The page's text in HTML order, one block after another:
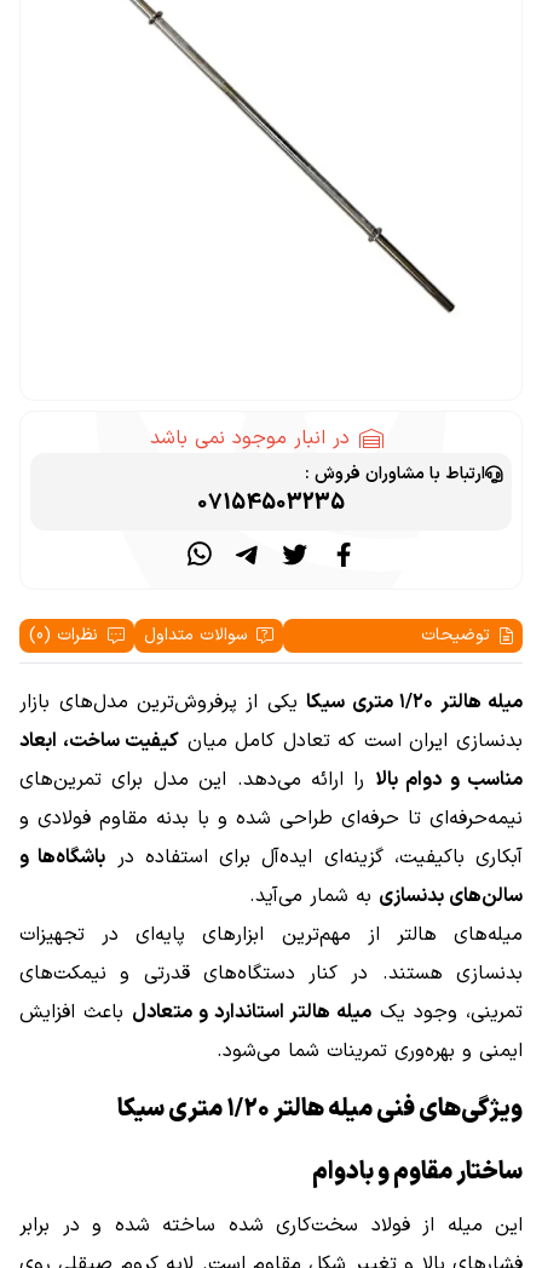
در انبار موجود نمی باشد
ارتباط با مشاوران فروش :
07154503235
توضیحات سوالات متداول نظرات (0)
میله هالتر ۱/۲۰ متری سیکا
یکی از پرفروش‌ترین مدل‌های بازار
بدنسازی ایران است که تعادل کامل میان کیفیت ساخت، ابعاد
مناسب و دوام بالا را ارائه می‌دهد. این مدل برای تمرین‌های
نیمه‌حرفه‌ای تا حرفه‌ای طراحی شده و با بدنه مقاوم فولادی و
آبکاری باکیفیت، گزینه‌ای ایده‌آل برای استفاده در باشگاه‌ها و
سالن‌های بدنسازی به شمار می‌آید.
میله‌های هالتر از مهم‌ترین ابزارهای پایه‌ای در تجهیزات
بدنسازی هستند. در کنار دستگاه‌های قدرتی و نیمکت‌های
تمرینی، وجود یک میله هالتر استاندارد و متعادل باعث افزایش
ایمنی و بهره‌وری تمرینات شما می‌شود.
ویژگی‌های فنی میله هالتر ۱/۲۰ متری سیکا
ساختار مقاوم و بادوام
این میله از فولاد سخت‌کاری شده ساخته شده و در برابر